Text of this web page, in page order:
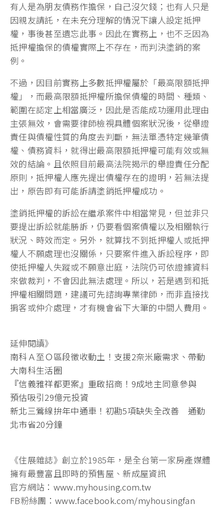
有人是為朋友債務作擔保，自己沒欠錢；也有人只是
因親友請託，在未充分理解的情況下讓人設定抵押
權，事後甚至遺忘此事。因此在實務上，也不乏因為
抵押權擔保的債權實際上不存在，而判決塗銷的案
例。
不過，因目前實務上多數抵押權屬於「最高限額抵押
權」，而最高限額抵押權所擔保債權的時間、種類、
範圍在認定上相當廣泛，因此是否能成功運用此理由
主張無效，會需要律師檢視具體個案狀況後，從舉證
責任與債權性質的角度去判斷，無法單憑特定幾筆債
權、債務資料，就得出最高限額抵押權可能有效或無
效的結論。且依照目前最高法院揭示的舉證責任分配
原則，抵押權人應先提出債權存在的證明，若無法提
出，原告即有可能訴請塗銷抵押權成功。
塗銷抵押權的訴訟在繼承案件中相當常見，但並非只
要提出訴訟就能勝訴，仍要看個案債權以及相關執行
狀況、時效而定。另外，就算找不到抵押權人或抵押
權人不願處理也沒關係，只要案件進入訴訟程序，即
使抵押權人失蹤或不願意出庭，法院仍可依證據資料
來做裁判，不會因此無法處理。所以，若是遇到和抵
押權相關問題，建議可先諮詢專業律師，而非直接找
掮客或仲介處理，才有機會省下大筆的中間人費用。
延伸閱讀》
南科Ａ至Ｏ區段徵收動土！支援2奈米廠需求、帶動
大南科生活圈
『信義雅祥都更案』重啟招商！9成地主同意參與
預估吸引29億元投資
新北三鶯線拚年中通車！初勘5項缺失全改善 通勤
北市省20分鐘
《住展雜誌》創立於1985年，是全台第一家房產媒體
擁有最豐富且即時的預售屋、新成屋資訊
官方網站： www.myhousing.com.tw
FB粉絲團：www.facebook.com/myhousingfan